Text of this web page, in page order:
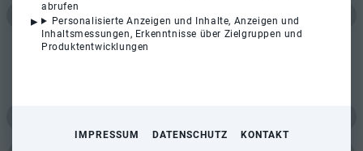
abrufen
Personalisierte Anzeigen und Inhalte, Anzeigen und
Inhaltsmessungen, Erkenntnisse über Zielgruppen und
Produktentwicklungen
IMPRESSUM DATENSCHUTZ KONTAKT